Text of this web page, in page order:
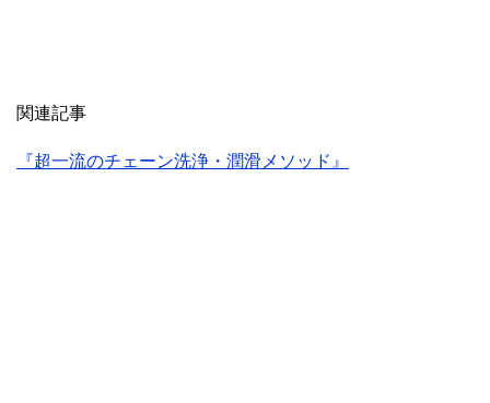
関連記事
『超一流のチェーン洗浄・潤滑メソッド』